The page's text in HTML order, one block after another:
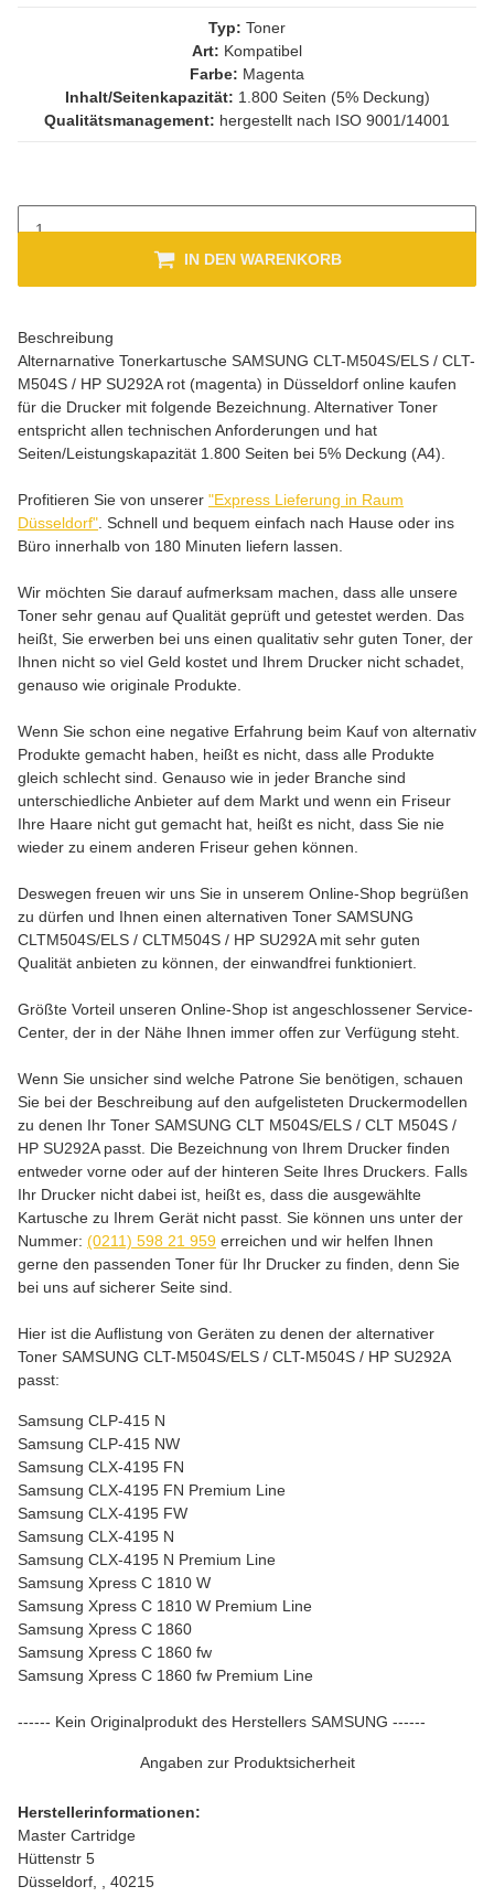
Typ: Toner
Art: Kompatibel
Farbe: Magenta
Inhalt/Seitenkapazität: 1.800 Seiten (5% Deckung)
Qualitätsmanagement: hergestellt nach ISO 9001/14001
IN DEN WARENKORB
Beschreibung
Alternarnative Tonerkartusche SAMSUNG CLT-M504S/ELS / CLT-
M504S / HP SU292A rot (magenta) in Düsseldorf online kaufen
für die Drucker mit folgende Bezeichnung. Alternativer Toner
entspricht allen technischen Anforderungen und hat
Seiten/Leistungskapazität 1.800 Seiten bei 5% Deckung (A4).
Profitieren Sie von unserer "Express Lieferung in Raum
Düsseldorf" . Schnell und bequem einfach nach Hause oder ins
Büro innerhalb von 180 Minuten liefern lassen.
Wir möchten Sie darauf aufmerksam machen, dass alle unsere
Toner sehr genau auf Qualität geprüft und getestet werden. Das
heißt, Sie erwerben bei uns einen qualitativ sehr guten Toner, der
Ihnen nicht so viel Geld kostet und Ihrem Drucker nicht schadet,
genauso wie originale Produkte.
Wenn Sie schon eine negative Erfahrung beim Kauf von alternativ
Produkte gemacht haben, heißt es nicht, dass alle Produkte
gleich schlecht sind. Genauso wie in jeder Branche sind
unterschiedliche Anbieter auf dem Markt und wenn ein Friseur
Ihre Haare nicht gut gemacht hat, heißt es nicht, dass Sie nie
wieder zu einem anderen Friseur gehen können.
Deswegen freuen wir uns Sie in unserem Online-Shop begrüßen
zu dürfen und Ihnen einen alternativen Toner SAMSUNG
CLTM504S/ELS / CLTM504S / HP SU292A mit sehr guten
Qualität anbieten zu können, der einwandfrei funktioniert.
Größte Vorteil unseren Online-Shop ist angeschlossener Service-
Center, der in der Nähe Ihnen immer offen zur Verfügung steht.
Wenn Sie unsicher sind welche Patrone Sie benötigen, schauen
Sie bei der Beschreibung auf den aufgelisteten Druckermodellen
zu denen Ihr Toner SAMSUNG CLT M504S/ELS / CLT M504S /
HP SU292A passt. Die Bezeichnung von Ihrem Drucker finden
entweder vorne oder auf der hinteren Seite Ihres Druckers. Falls
Ihr Drucker nicht dabei ist, heißt es, dass die ausgewählte
Kartusche zu Ihrem Gerät nicht passt. Sie können uns unter der
Nummer: (0211) 598 21 959 erreichen und wir helfen Ihnen
gerne den passenden Toner für Ihr Drucker zu finden, denn Sie
bei uns auf sicherer Seite sind.
Hier ist die Auflistung von Geräten zu denen der alternativer
Toner SAMSUNG CLT-M504S/ELS / CLT-M504S / HP SU292A
passt:
Samsung CLP-415 N
Samsung CLP-415 NW
Samsung CLX-4195 FN
Samsung CLX-4195 FN Premium Line
Samsung CLX-4195 FW
Samsung CLX-4195 N
Samsung CLX-4195 N Premium Line
Samsung Xpress C 1810 W
Samsung Xpress C 1810 W Premium Line
Samsung Xpress C 1860
Samsung Xpress C 1860 fw
Samsung Xpress C 1860 fw Premium Line
------ Kein Originalprodukt des Herstellers SAMSUNG ------
Angaben zur Produktsicherheit
Herstellerinformationen:
Master Cartridge
Hüttenstr 5
Düsseldorf, , 40215